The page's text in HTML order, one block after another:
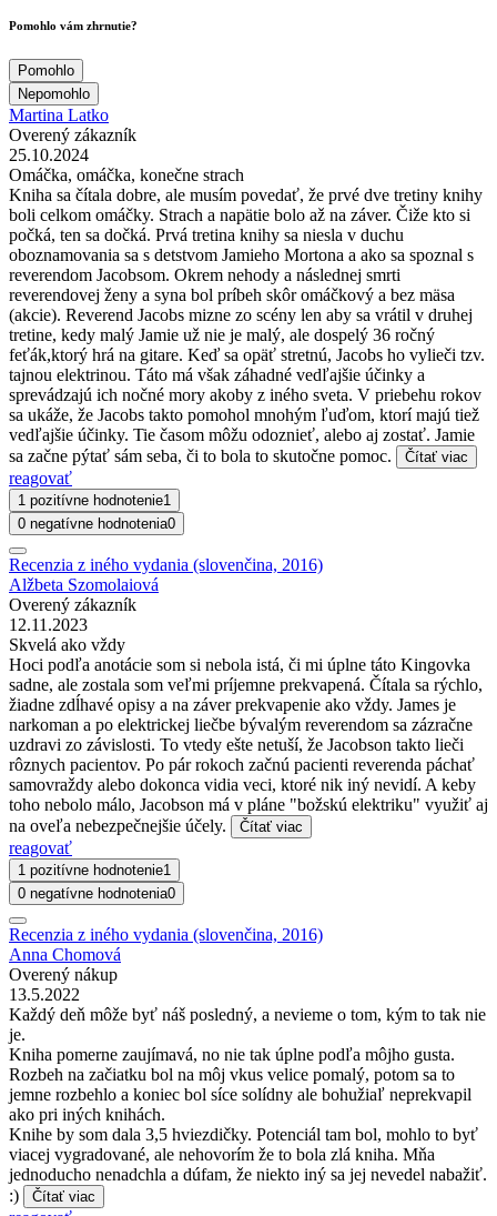
Pomohlo vám zhrnutie?
Pomohlo
Nepomohlo
Martina Latko
Overený zákazník
25.10.2024
Omáčka, omáčka, konečne strach
Kniha sa čítala dobre, ale musím povedať, že prvé dve tretiny knihy
boli celkom omáčky. Strach a napätie bolo až na záver. Čiže kto si
počká, ten sa dočká. Prvá tretina knihy sa niesla v duchu
oboznamovania sa s detstvom Jamieho Mortona a ako sa spoznal s
reverendom Jacobsom. Okrem nehody a následnej smrti
reverendovej ženy a syna bol príbeh skôr omáčkový a bez mäsa
(akcie). Reverend Jacobs mizne zo scény len aby sa vrátil v druhej
tretine, kedy malý Jamie už nie je malý, ale dospelý 36 ročný
feťák,ktorý hrá na gitare. Keď sa opäť stretnú, Jacobs ho vylieči tzv.
tajnou elektrinou. Táto má však záhadné vedľajšie účinky a
sprevádzajú ich nočné mory akoby z iného sveta. V priebehu rokov
sa ukáže, že Jacobs takto pomohol mnohým ľuďom, ktorí majú tiež
vedľajšie účinky. Tie časom môžu odoznieť, alebo aj zostať. Jamie
sa začne pýtať sám seba, či to bola to skutočne pomoc.
Čítať viac
reagovať
1 pozitívne hodnotenie1
0 negatívne hodnotenia0
Recenzia z iného vydania (slovenčina, 2016)
Alžbeta Szomolaiová
Overený zákazník
12.11.2023
Skvelá ako vždy
Hoci podľa anotácie som si nebola istá, či mi úplne táto Kingovka
sadne, ale zostala som veľmi príjemne prekvapená. Čítala sa rýchlo,
žiadne zdĺhavé opisy a na záver prekvapenie ako vždy. James je
narkoman a po elektrickej liečbe bývalým reverendom sa zázračne
uzdravi zo závislosti. To vtedy ešte netuší, že Jacobson takto lieči
rôznych pacientov. Po pár rokoch začnú pacienti reverenda páchať
samovraždy alebo dokonca vidia veci, ktoré nik iný nevidí. A keby
toho nebolo málo, Jacobson má v pláne "božskú elektriku" využiť aj
na oveľa nebezpečnejšie účely.
Čítať viac
reagovať
1 pozitívne hodnotenie1
0 negatívne hodnotenia0
Recenzia z iného vydania (slovenčina, 2016)
Anna Chomová
Overený nákup
13.5.2022
Každý deň môže byť náš posledný, a nevieme o tom, kým to tak nie
je.
Kniha pomerne zaujímavá, no nie tak úplne podľa môjho gusta.
Rozbeh na začiatku bol na môj vkus velice pomalý, potom sa to
jemne rozbehlo a koniec bol síce solídny ale bohužiaľ neprekvapil
ako pri iných knihách.
Knihe by som dala 3,5 hviezdičky. Potenciál tam bol, mohlo to byť
viacej vygradované, ale nehovorím že to bola zlá kniha. Mňa
jednoducho nenadchla a dúfam, že niekto iný sa jej nevedel nabažiť.
:)
Čítať viac